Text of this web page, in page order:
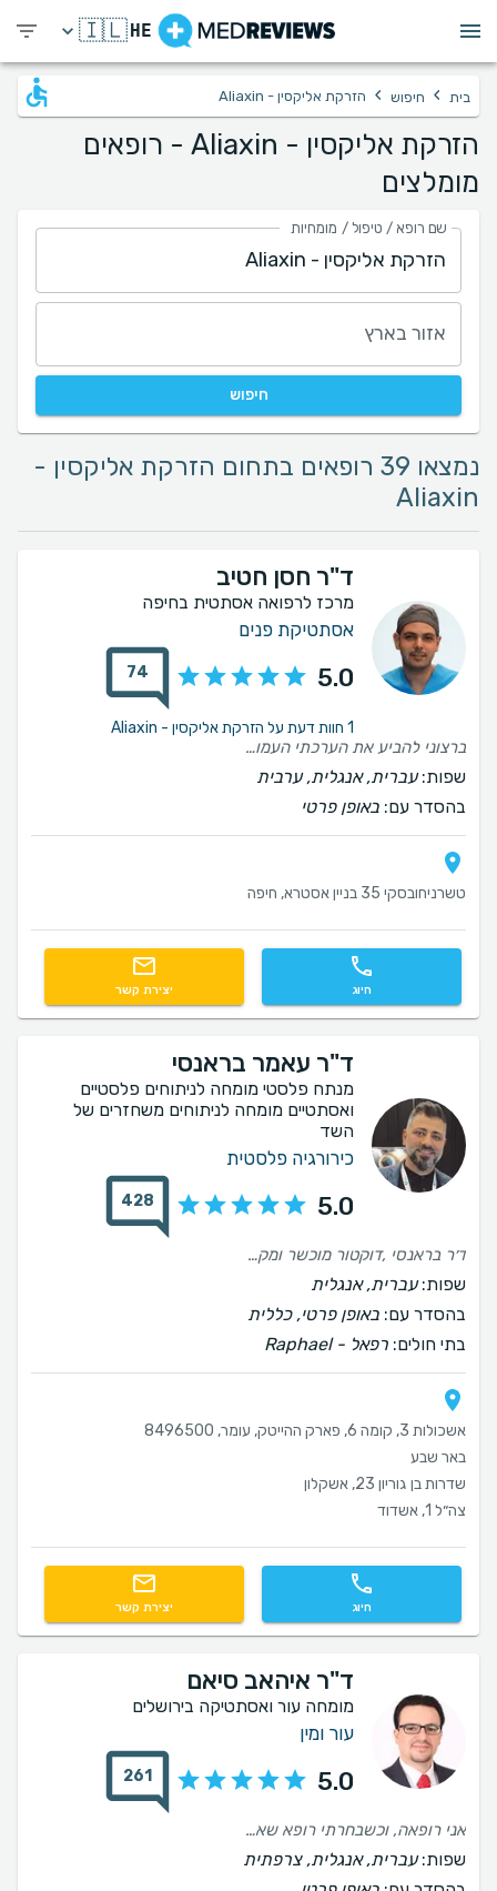
HE
🇮🇱
בית › חיפוש › הזרקת אליקסין - Aliaxin
הזרקת אליקסין - Aliaxin - רופאים
מומלצים
שם רופא / טיפול / מומחיות
אזור בארץ
חיפוש
נמצאו 39 רופאים בתחום הזרקת אליקסין -
Aliaxin
ד"ר חסן חטיב
מרכז לרפואה אסתטית בחיפה
אסתטיקת פנים
5.0
74
1 חוות דעת על הזרקת אליקסין - Aliaxin
ברצוני להביע את הערכתי העמוקה והכנה לד"ר חטיב, רופא משכם ומעלה שמשלב מקצועיות ללא פשרות לצד יחס אנושי יוצא דופן.
שפות:עברית, אנגלית, ערבית
בהסדר עם: באופן פרטי
טשרניחובסקי 35 בניין אסטרא, חיפה
חיוג יצירת קשר
ד"ר עאמר בראנסי
מנתח פלסטי מומחה לניתוחים פלסטיים
ואסתטיים מומחה לניתוחים משחזרים של
השד
כירורגיה פלסטית
5.0
428
ד׳ר בראנסי ,דוקטור מוכשר ומקצועי ,עושה הכל כדי להגיע לתוצאה מעולה, אכפתי ודואג ומתעניין לשלום המנותח . ממליצה בחום רופא מספר 1!!
שפות:עברית, אנגלית
בהסדר עם: באופן פרטי, כללית
בתי חולים: רפאל - Raphael
אשכולות 3, קומה 6, פארק ההייטק, עומר, 8496500
באר שבע
שדרות בן גוריון 23, אשקלון
צה״ל 1, אשדוד
חיוג יצירת קשר
ד"ר איהאב סיאם
מומחה עור ואסתטיקה בירושלים
עור ומין
5.0
261
אני רופאה, וכשבחרתי רופא שאליו אלך לטיפולים אסתטיים היה לי ברור שאלך לרופא עור. ראיתי את העבודה של ד״ר איהב וראיתי שמדובר ברופא מאוד מוכשר. הוא יודע להתאים את הטיפול הספציפי למה שאני מבקשת ואפילו הוריד אותי מכמה דברים שביקשתי לעשות. אני מטופלת אצלו יותר משנה ואני המלצתי עליו כבר לחברותי. מדובר ברופא אמין, מקצועי ונעים!
שפות:עברית, אנגלית, צרפתית